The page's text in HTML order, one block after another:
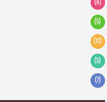
(6)
(5)
(12)
(5)
(7)